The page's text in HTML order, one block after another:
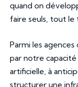
quand on
faire seuls, tout le
Parmi les
par notre
artificielle, à
structurer une